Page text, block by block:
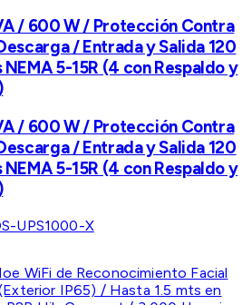
/ 600 W / Protección Contra
/ Entrada y Salida 120
5-15R (4 con Respaldo y
/ 600 W / Protección Contra
/ Entrada y Salida 120
5-15R (4 con Respaldo y
UPS1000-X